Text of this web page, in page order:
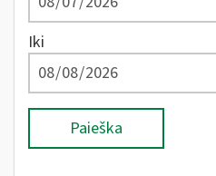
Iki
Paieška